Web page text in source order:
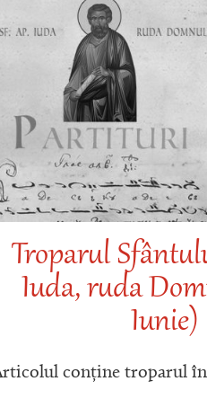
Troparul
Iuda, ruda
Iunie)
conține troparul